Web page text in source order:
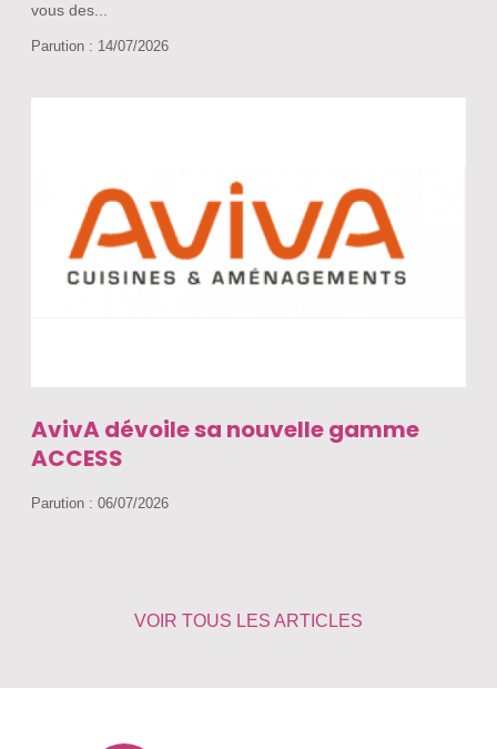
vous des...
Parution : 14/07/2026
AvivA dévoile sa nouvelle gamme
ACCESS
Parution : 06/07/2026
VOIR TOUS LES ARTICLES